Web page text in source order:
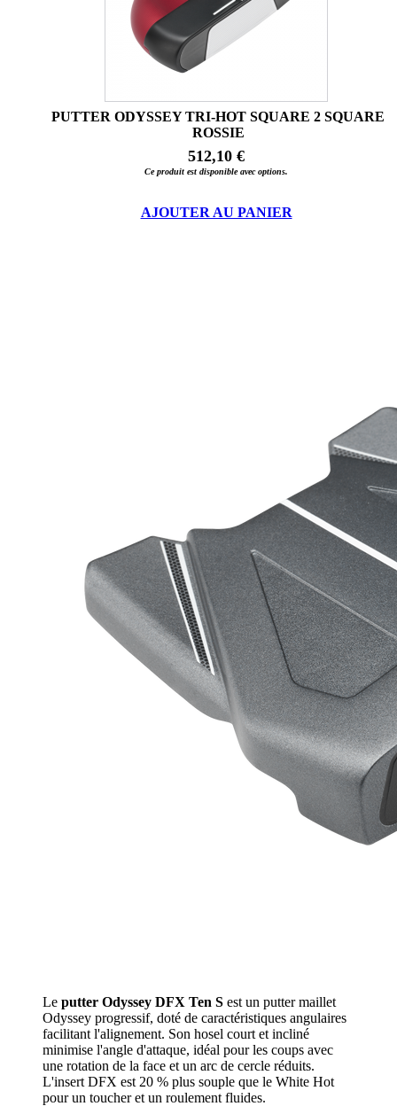
PUTTER ODYSSEY TRI-HOT SQUARE 2 SQUARE
ROSSIE
512,10 €
Ce produit est disponible avec options.
AJOUTER AU PANIER
Le putter Odyssey DFX Ten S est un putter maillet
Odyssey progressif, doté de caractéristiques angulaires
facilitant l'alignement. Son hosel court et incliné
minimise l'angle d'attaque, idéal pour les coups avec
une rotation de la face et un arc de cercle réduits.
L'insert DFX est 20 % plus souple que le White Hot
pour un toucher et un roulement fluides.